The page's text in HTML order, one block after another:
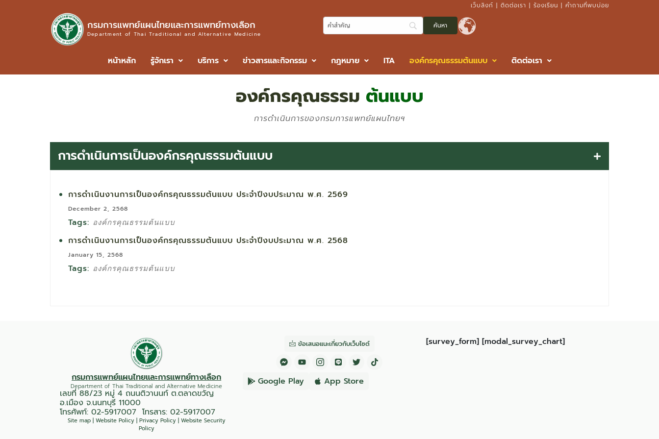
เว็บลิงก์ | ติดต่อเรา | ร้องเรียน | คำถามที่พบบ่อย
กรมการแพทย์แผนไทยและการแพทย์ทางเลือก
Department of Thai Traditional and Alternative Medicine
หน้าหลัก รู้จักเรา บริการ ข่าวสารและกิจกรรม กฎหมาย ITA องค์กรคุณธรรมต้นแบบ ติดต่อเรา
องค์กรคุณธรรม ต้นแบบ
การดำเนินการของกรมการแพทย์แผนไทยฯ
การดำเนินการเป็นองค์กรคุณธรรมต้นแบบ
การดำเนินงานการเป็นองค์กรคุณธรรมต้นแบบ ประจำปีงบประมาณ พ.ศ. 2569
December 2, 2568
Tags: องค์กรคุณธรรมต้นแบบ
การดำเนินงานการเป็นองค์กรคุณธรรมต้นแบบ ประจำปีงบประมาณ พ.ศ. 2568
January 15, 2568
Tags: องค์กรคุณธรรมต้นแบบ
กรมการแพทย์แผนไทยและการแพทย์ทางเลือก
Department of Thai Traditional and Alternative Medicine
เลขที่ 88/23 หมู่ 4 ถนนติวานนท์ ต.ตลาดขวัญ
อ.เมือง จ.นนทบุรี 11000
โทรศัพท์: 02-5917007 โทรสาร: 02-5917007
Site map| Website Policy| Privacy Policy| Website Security
Policy
ข้อเสนอแนะเกี่ยวกับเว็บไซต์
Google Play App Store
[survey_form] [modal_survey_chart]